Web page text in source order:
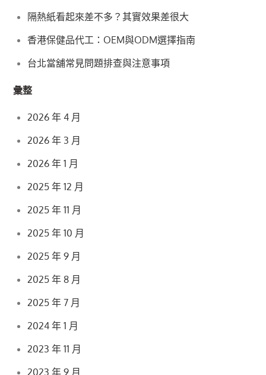
隔熱紙看起來差不多？其實效果差很大
香港保健品代工：OEM與ODM選擇指南
台北當舖常見問題排查與注意事項
彙整
2026 年 4 月
2026 年 3 月
2026 年 1 月
2025 年 12 月
2025 年 11 月
2025 年 10 月
2025 年 9 月
2025 年 8 月
2025 年 7 月
2024 年 1 月
2023 年 11 月
2023 年 9 月